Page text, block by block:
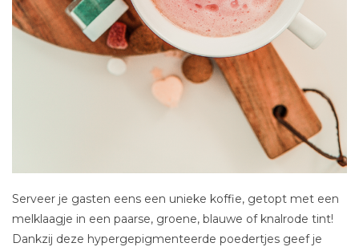
Serveer je gasten eens een unieke koffie, getopt met een
melklaagje in een paarse, groene, blauwe of knalrode tint!
Dankzij deze hypergepigmenteerde poedertjes geef je